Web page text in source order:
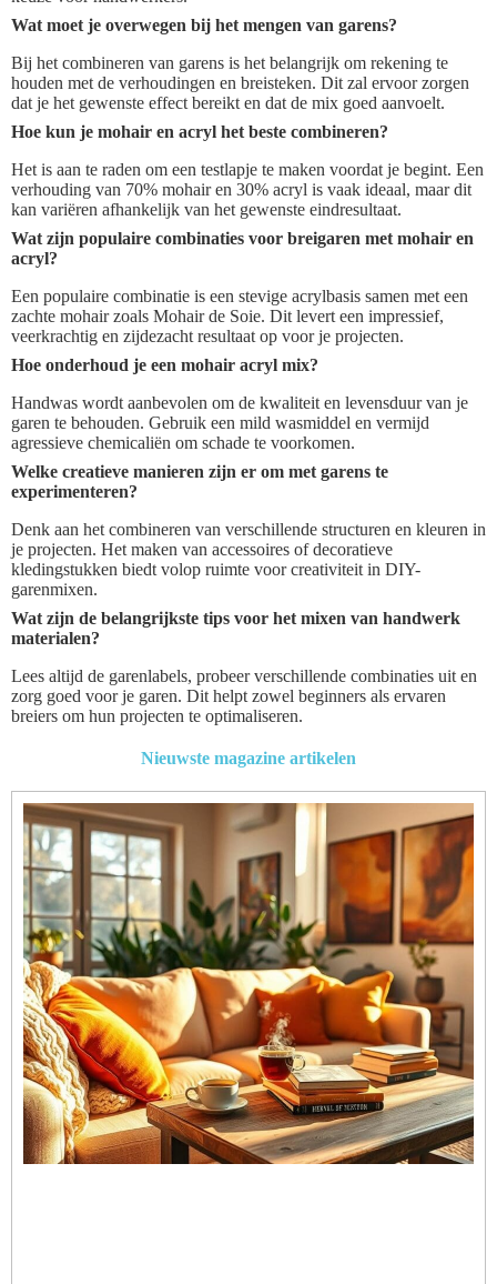
Wat moet je overwegen bij het mengen van garens?
Bij het combineren van garens is het belangrijk om rekening te
houden met de verhoudingen en breisteken. Dit zal ervoor zorgen
dat je het gewenste effect bereikt en dat de mix goed aanvoelt.
Hoe kun je mohair en acryl het beste combineren?
Het is aan te raden om een testlapje te maken voordat je begint. Een
verhouding van 70% mohair en 30% acryl is vaak ideaal, maar dit
kan variëren afhankelijk van het gewenste eindresultaat.
Wat zijn populaire combinaties voor breigaren met mohair en
acryl?
Een populaire combinatie is een stevige acrylbasis samen met een
zachte mohair zoals Mohair de Soie. Dit levert een impressief,
veerkrachtig en zijdezacht resultaat op voor je projecten.
Hoe onderhoud je een mohair acryl mix?
Handwas wordt aanbevolen om de kwaliteit en levensduur van je
garen te behouden. Gebruik een mild wasmiddel en vermijd
agressieve chemicaliën om schade te voorkomen.
Welke creatieve manieren zijn er om met garens te
experimenteren?
Denk aan het combineren van verschillende structuren en kleuren in
je projecten. Het maken van accessoires of decoratieve
kledingstukken biedt volop ruimte voor creativiteit in DIY-
garenmixen.
Wat zijn de belangrijkste tips voor het mixen van handwerk
materialen?
Lees altijd de garenlabels, probeer verschillende combinaties uit en
zorg goed voor je garen. Dit helpt zowel beginners als ervaren
breiers om hun projecten te optimaliseren.
Nieuwste magazine artikelen